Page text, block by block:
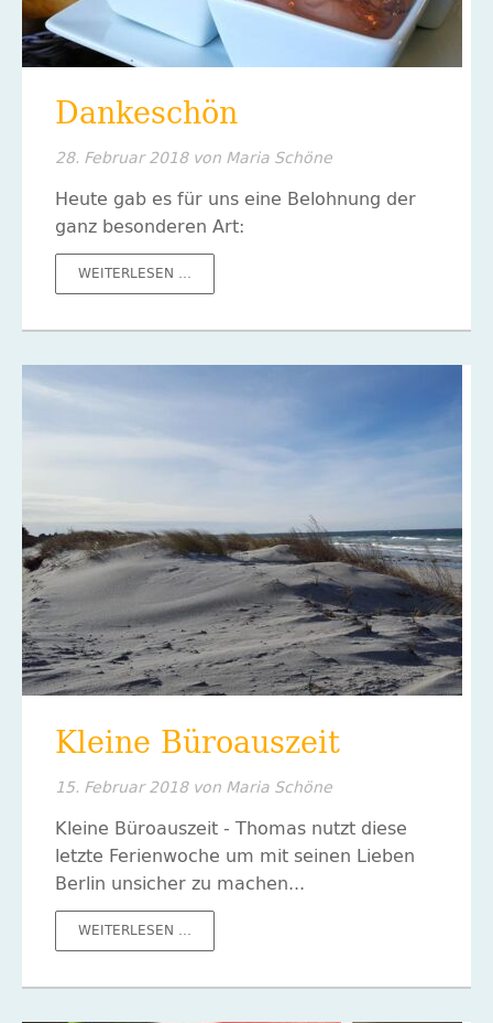
Dankeschön
28. Februar 2018von Maria Schöne
Heute gab es für uns eine Belohnung der
ganz besonderen Art:
WEITERLESEN …
Kleine Büroauszeit
15. Februar 2018von Maria Schöne
Kleine Büroauszeit - Thomas nutzt diese
letzte Ferienwoche um mit seinen Lieben
Berlin unsicher zu machen...
WEITERLESEN …